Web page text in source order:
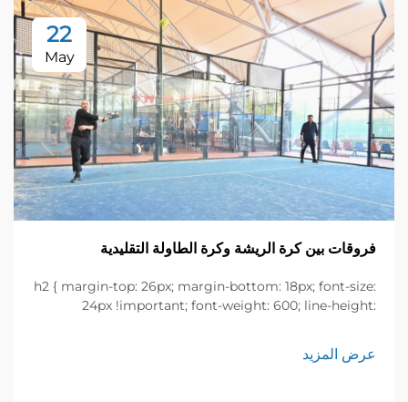
22
May
فروقات بين كرة الريشة وكرة الطاولة التقليدية
h2 { margin-top: 26px; margin-bottom: 18px; font-size:
24px !important; font-weight: 600; line-height:
font-size: 20px !important; font-weight: 600; line-
height: ...}
عرض المزيد